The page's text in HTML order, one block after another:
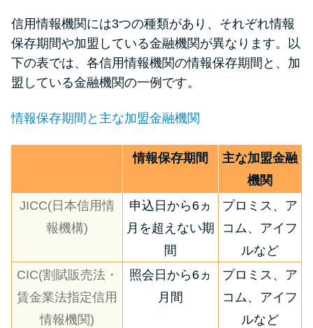
信用情報機関には3つの種類があり、それぞれ情報
保存期間や加盟している金融機関が異なります。以
下の表では、各信用情報機関の情報保存期間と、加
盟している金融機関の一例です。
情報保存期間と主な加盟金融機関
情報保存期間
主な加盟金融
機関
JICC(日本信用情
報機構)
申込日から6ヵ
月を超えない期
間
プロミス、ア
コム、アイフ
ルなど
CIC(割賦販売法・
賃金業法指定信用
情報機関)
照会日から6ヵ
月間
プロミス、ア
コム、アイフ
ルなど